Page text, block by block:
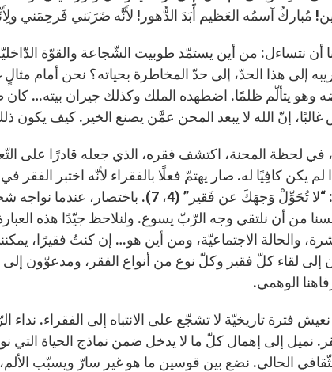
مُباركٌ آسمُه العَظيم أَبَدَ الدُّهور! لأَنَّه ضَرَبَني فَرحِمَني ولِأَنِّي أَرى
أن نتساءل: من أين يستمّد طوبيت الشّجاعة والقوّة
إلى هذا الحدّ، إلى حدّ المخاطرة بحياته؟ نحن أمام
وهو يتألّم ظلمًا. اضطهده الملك وكذلك جيران بيته… كان
إنّ الله لا يبعد المحن عمَّن يصنع الخير. كيف يكون ذلك؟
لحظة المحنة، اكتشف فقره، الذي جعله قادرًا على
يكن كافِيًا له. صار يهتمّ فعلًا بالفقراء لأنّه اختبر الفقر
العفوي: “لا تُحَوِّلْ وَجهَكَ عن فَقير” (4، 7).
من أن نلتقي وجه الرّبّ يسوع. ولنلاحظ جيّدًا هذه
والحالة الاجتماعيّة، ومن أين هو… إن كنتُ فقيرًا،
لقاء كلّ فقير وكلّ نوع من أنواع الفقر، ومدعوّون إلى
الوهمي.
فترة تاريخيّة لا تشجّع على الانتباه إلى الفقراء.
نميل إلى إهمال كلّ ما لا يدخل ضمن نماذج الحياة التي
الحالي. نضع بين قوسين ما هو غير سارّ ويسبّب